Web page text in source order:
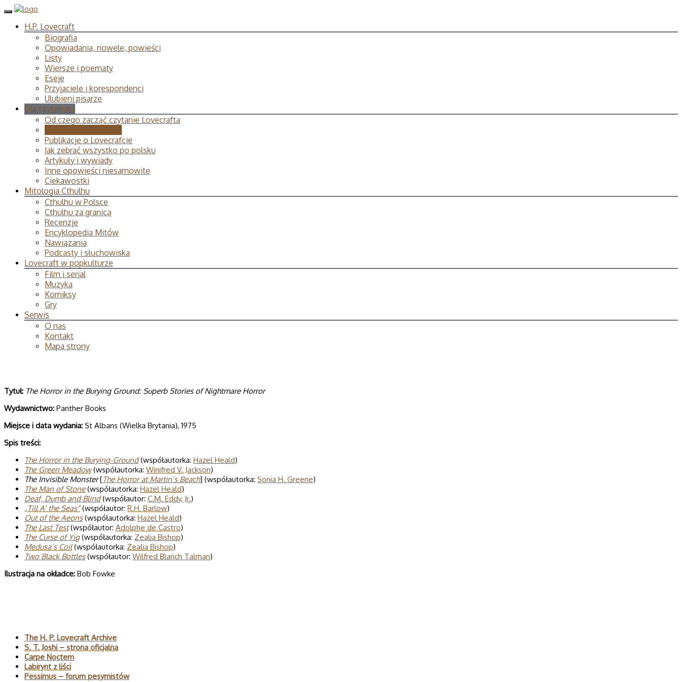
H.P. Lovecraft
Biografia
Opowiadania, nowele, powieści
Listy
Wiersze i poematy
Eseje
Przyjaciele i korespondenci
Ulubieni pisarze
Dla czytelnika
Od czego zacząć czytanie Lovecrafta
Publikacje o Lovecrafcie
Jak zebrać wszystko po polsku
Artykuły i wywiady
Inne opowieści niesamowite
Ciekawostki
Mitologia Cthulhu
Cthulhu w Polsce
Cthulhu za granicą
Recenzje
Encyklopedia Mitów
Nawiązania
Podcasty i słuchowiska
Lovecraft w popkulturze
Film i serial
Muzyka
Komiksy
Gry
Serwis
O nas
Kontakt
Mapa strony
Tytuł: The Horror in the Burying Ground: Superb Stories of Nightmare Horror
Wydawnictwo: Panther Books
Miejsce i data wydania: St Albans (Wielka Brytania), 1975
Spis treści:
The Horror in the Burying-Ground(współautorka: Hazel Heald)
The Green Meadow(współautorka: Winifred V. Jackson)
The Invisible Monster[The Horror at Martin’s Beach] (współautorka: Sonia H. Greene)
The Man of Stone(współautorka: Hazel Heald)
Deaf, Dumb and Blind(współautor: C.M. Eddy, Jr.)
„Till A’ the Seas”(współautor: R.H. Barlow)
Out of the Aeons(współautorka: Hazel Heald)
The Last Test(współautor: Adolphe de Castro)
The Curse of Yig(współautorka: Zealia Bishop)
Medusa’s Coil(współautorka: Zealia Bishop)
Two Black Bottles(współautor: Wilfred Blanch Talman)
Ilustracja na okładce: Bob Fowke
The H. P. Lovecraft Archive
S. T. Joshi – strona oficjalna
Carpe Noctem
Labirynt z liści
Pessimus – forum pesymistów